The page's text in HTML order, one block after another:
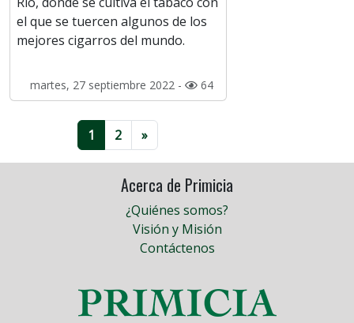
el que se tuercen algunos de los
mejores cigarros del mundo.
martes, 27 septiembre 2022 - 64
1 2 »
Acerca de Primicia
¿Quiénes somos?
Visión y Misión
Contáctenos